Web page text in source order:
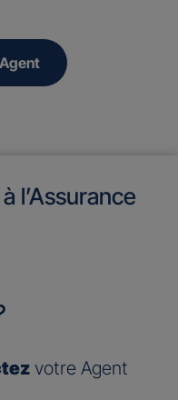
à l’Assurance
votre Agent